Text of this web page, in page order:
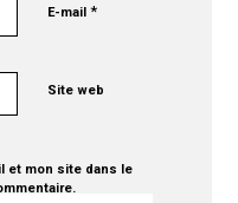
E-mail*
Site web
et mon site dans le